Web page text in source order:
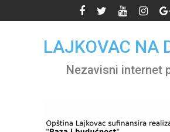
to
LAJKOVAC NA
Nezavisni internet